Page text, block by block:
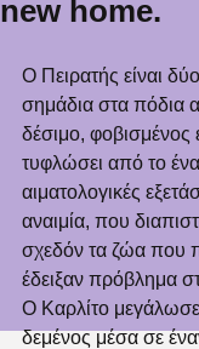
new home.
Ο Πειρατής είναι
σημάδια στα πόδια
δέσιμο, φοβισμένος
τυφλώσει από το ένα
αιματολογικές
αναιμία, που
σχεδόν τα ζώα που
έδειξαν πρόβλημα
Ο Καρλίτο
δεμένος μέσα σε